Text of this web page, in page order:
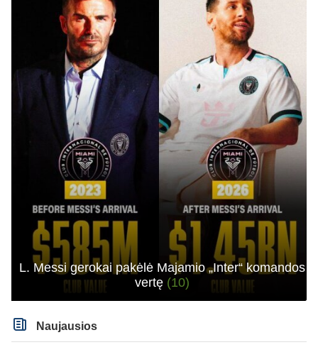
L. Messi gerokai pakėlė Majamio „Inter“ komandos
vertę (10)
Naujausios